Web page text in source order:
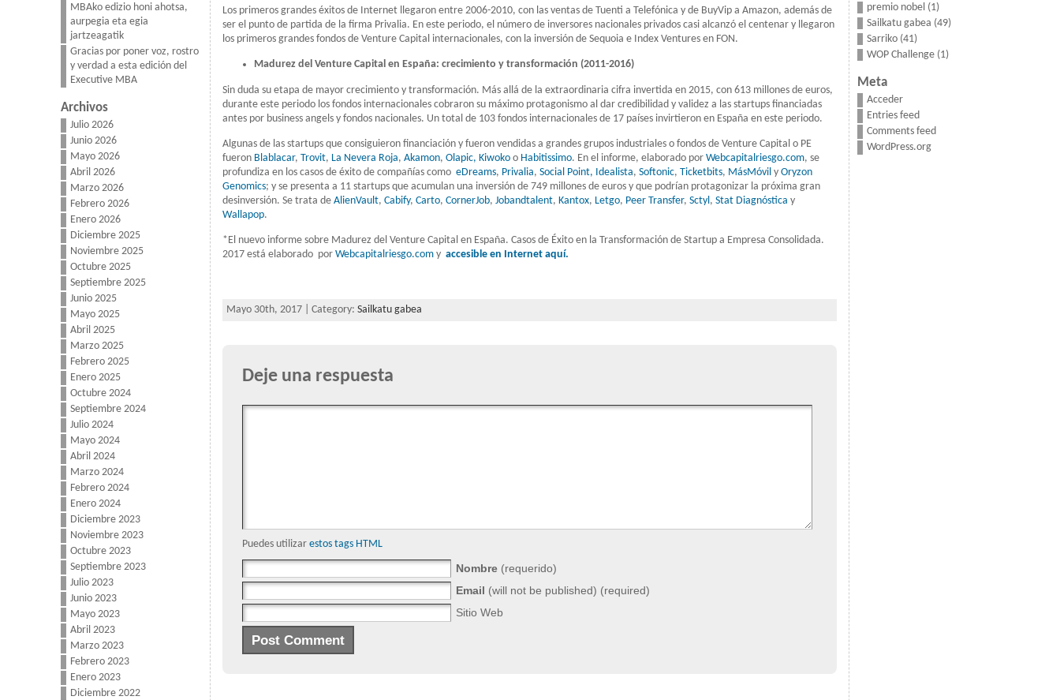
MBAko edizio honi ahotsa,
aurpegia eta egia
jartzeagatik
Gracias por poner voz, rostro
y verdad a esta edición del
Executive MBA
Archivos
Julio 2026
Junio 2026
Mayo 2026
Abril 2026
Marzo 2026
Febrero 2026
Enero 2026
Diciembre 2025
Noviembre 2025
Octubre 2025
Septiembre 2025
Junio 2025
Mayo 2025
Abril 2025
Marzo 2025
Febrero 2025
Enero 2025
Octubre 2024
Septiembre 2024
Julio 2024
Mayo 2024
Abril 2024
Marzo 2024
Febrero 2024
Enero 2024
Diciembre 2023
Noviembre 2023
Octubre 2023
Septiembre 2023
Julio 2023
Junio 2023
Mayo 2023
Abril 2023
Marzo 2023
Febrero 2023
Enero 2023
Diciembre 2022
Los primeros grandes éxitos de Internet llegaron entre 2006-2010, con las ventas de Tuenti a Telefónica y de BuyVip a Amazon, además de
ser el punto de partida de la firma Privalia. En este periodo, el número de inversores nacionales privados casi alcanzó el centenar y llegaron
los primeros grandes fondos de Venture Capital internacionales, con la inversión de Sequoia e Index Ventures en FON.
Madurez del Venture Capital en España: crecimiento y transformación (2011-2016)
Sin duda su etapa de mayor crecimiento y transformación. Más allá de la extraordinaria cifra invertida en 2015, con 613 millones de euros,
durante este periodo los fondos internacionales cobraron su máximo protagonismo al dar credibilidad y validez a las startups financiadas
antes por business angels y fondos nacionales. Un total de 103 fondos internacionales de 17 países invirtieron en España en este periodo.
Algunas de las startups que consiguieron financiación y fueron vendidas a grandes grupos industriales o fondos de Venture Capital o PE
fueron Blablacar, Trovit, La Nevera Roja,Akamon,Olapic, Kiwoko o Habitissimo. En el informe, elaborado porWebcapitalriesgo.com, se
profundiza en los casos de éxito de compañías como eDreams, Privalia,Social Point, Idealista,Softonic,Ticketbits, MásMóvilyOryzon
Genomics; y se presenta a 11 startups que acumulan una inversión de 749 millones de euros y que podrían protagonizar la próxima gran
desinversión. Se trata deAlienVault,Cabify,Carto,CornerJob,Jobandtalent, Kantox, Letgo, Peer Transfer,Sctyl ,Stat Diagnóstica y
Wallapop.
*El nuevo informe sobre Madurez del Venture Capital en España. Casos de Éxito en la Transformación de Startup a Empresa Consolidada.
2017 está elaborado porWebcapitalriesgo.com y accesible en Internet aquí.
Mayo 30th, 2017 | Category:Sailkatu gabea
Deje una respuesta
Puedes utilizarestos tags HTML
Nombre (requerido)
Email (will not be published) (required)
Sitio Web
premio nobel (1)
Sailkatu gabea (49)
Sarriko (41)
WOP Challenge (1)
Meta
Acceder
Entries feed
Comments feed
WordPress.org